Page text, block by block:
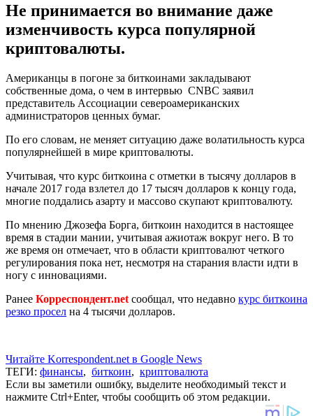
Не принимается во внимание даже
изменчивость курса популярной
криптовалюты.
Американцы в погоне за биткоинами закладывают
собственные дома, о чем в интервью CNBC заявил
представитель Ассоциации североамериканских
администраторов ценных бумаг.
По его словам, не меняет ситуацию даже волатильность курса
популярнейшей в мире криптовалюты.
Учитывая, что курс биткоина с отметки в тысячу долларов в
начале 2017 года взлетел до 17 тысяч долларов к концу года,
многие поддались азарту и массово скупают криптовалюту.
По мнению Джозефа Борга, биткоин находится в настоящее
время в стадии мании, учитывая ажиотаж вокруг него. В то
же время он отмечает, что в области криптовалют четкого
регулирования пока нет, несмотря на старания власти идти в
ногу с инновациями.
Ранее Корреспондент.net сообщал, что недавно курс биткоина
резко просел на 4 тысячи долларов.
Читайте Korrespondent.net в Google News
ТЕГИ: финансы, биткоин, криптовалюта
Если вы заметили ошибку, выделите необходимый текст и
нажмите Ctrl+Enter, чтобы сообщить об этом редакции.